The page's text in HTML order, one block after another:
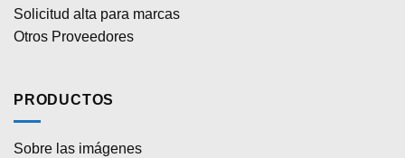
Solicitud alta para marcas
Otros Proveedores
PRODUCTOS
Sobre las imágenes